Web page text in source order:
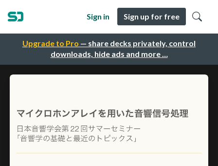
Upgrade to Pro — share decks privately, control
downloads, hide ads and more …
Sign in Sign up for free